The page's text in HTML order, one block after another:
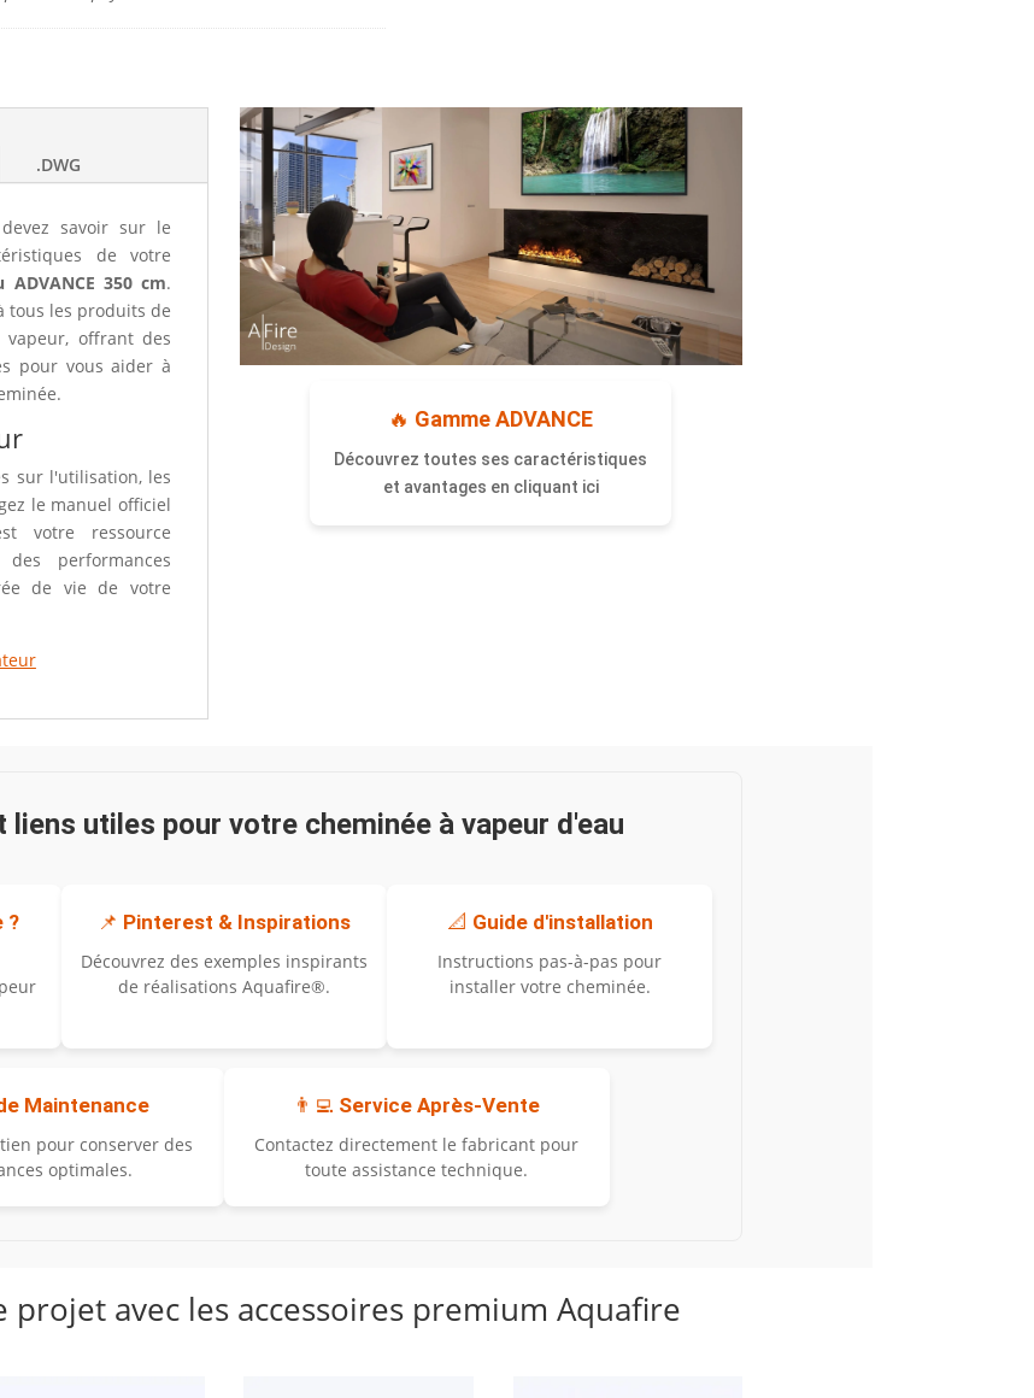
.DWG
savoir sur le
de votre
350 cm.
tous les produits de
vapeur, offrant des
pour vous aider à
sur l'utilisation, les
le manuel officiel
votre ressource
performances
de vie de votre
🔥 Gamme ADVANCE
Découvrez toutes ses caractéristiques
et avantages en cliquant ici
liens utiles pour votre cheminée à vapeur d'eau
? 📌 Pinterest & Inspirations
Découvrez des exemples inspirants
de réalisations Aquafire®.
📐 Guide d'installation
Instructions pas-à-pas pour
installer votre cheminée.
Maintenance
pour conserver des
optimales.
👨‍💻 Service Après-Vente
Contactez directement le fabricant pour
toute assistance technique.
projet avec les accessoires premium Aquafire